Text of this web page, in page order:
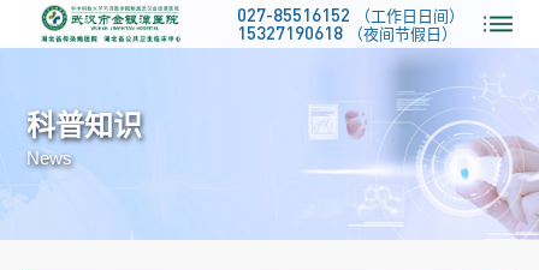
027-85516152 （工作日日间）
15327190618 （夜间节假日）
科普知识
News